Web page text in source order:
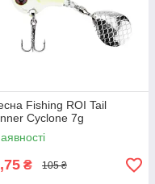
Fishing ROI Tail
Cyclone 7g
₴ 105 ₴